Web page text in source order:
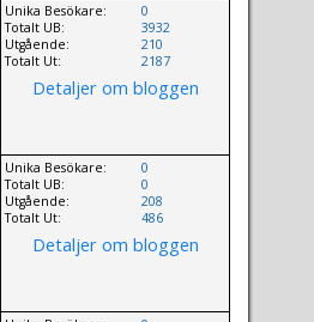
Unika Besökare:
Totalt UB:
Utgående:
Totalt Ut:
0
3932
210
2187
Detaljer om bloggen
Unika Besökare:
Totalt UB:
Utgående:
Totalt Ut:
0
0
208
486
Detaljer om bloggen